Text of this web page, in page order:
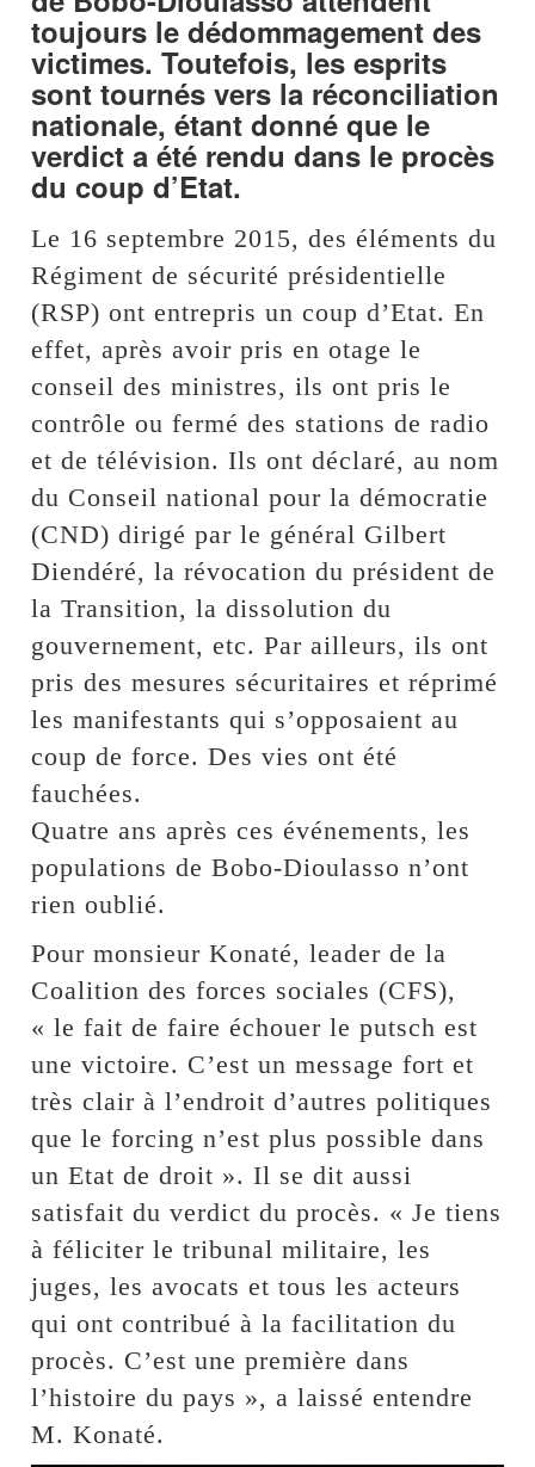
toujours le dédommagement des
victimes. Toutefois, les esprits
sont tournés vers la réconciliation
nationale, étant donné que le
verdict a été rendu dans le procès
du coup d’Etat.
Le 16 septembre 2015, des éléments du
Régiment de sécurité présidentielle
(RSP) ont entrepris un coup d’Etat. En
effet, après avoir pris en otage le
conseil des ministres, ils ont pris le
contrôle ou fermé des stations de radio
et de télévision. Ils ont déclaré, au nom
du Conseil national pour la démocratie
(CND) dirigé par le général Gilbert
Diendéré, la révocation du président de
la Transition, la dissolution du
gouvernement, etc. Par ailleurs, ils ont
pris des mesures sécuritaires et réprimé
les manifestants qui s’opposaient au
coup de force. Des vies ont été
fauchées.
Quatre ans après ces événements, les
populations de Bobo-Dioulasso n’ont
rien oublié.
Pour monsieur Konaté, leader de la
Coalition des forces sociales (CFS),
« le fait de faire échouer le putsch est
une victoire. C’est un message fort et
très clair à l’endroit d’autres politiques
que le forcing n’est plus possible dans
un Etat de droit ». Il se dit aussi
satisfait du verdict du procès. « Je tiens
à féliciter le tribunal militaire, les
juges, les avocats et tous les acteurs
qui ont contribué à la facilitation du
procès. C’est une première dans
l’histoire du pays », a laissé entendre
M. Konaté.